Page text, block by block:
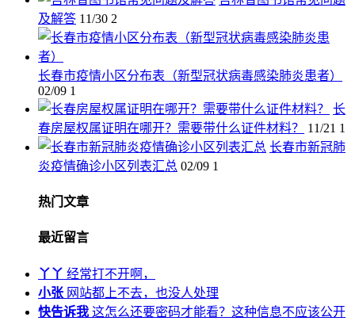
及解答 11/30 2
长春市疫情小区分布表（新型冠状病毒感染肺炎患者）
02/09 1
长
春房屋权属证明在哪开？需要带什么证件材料？
11/21 1
长春市新冠肺
炎疫情确诊小区列表汇总 02/09 1
热门文章
最近留言
丫丫 经常打不开啊，
小张 网站都上不去，也没人处理
快告诉我 这怎么还要密码才能看？这种信息不应该公开